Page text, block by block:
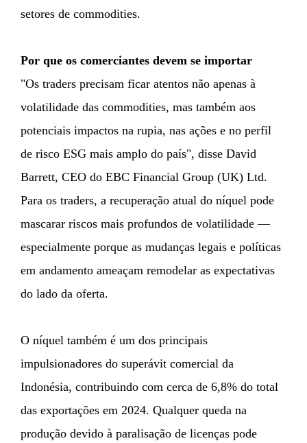
setores de commodities.
Por que os comerciantes devem se importar
"Os traders precisam ficar atentos não apenas à
volatilidade das commodities, mas também aos
potenciais impactos na rupia, nas ações e no perfil
de risco ESG mais amplo do país", disse David
Barrett, CEO do EBC Financial Group (UK) Ltd.
Para os traders, a recuperação atual do níquel pode
mascarar riscos mais profundos de volatilidade —
especialmente porque as mudanças legais e políticas
em andamento ameaçam remodelar as expectativas
do lado da oferta.
O níquel também é um dos principais
impulsionadores do superávit comercial da
Indonésia, contribuindo com cerca de 6,8% do total
das exportações em 2024. Qualquer queda na
produção devido à paralisação de licenças pode